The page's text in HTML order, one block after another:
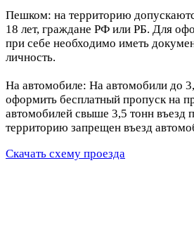
Пешком: на территорию
18 лет, граждане РФ или РБ. Для
при себе необходимо иметь
личность.
На автомобиле: На автомобили до
оформить бесплатный пропуск на
автомобилей свыше 3,5 тонн въезд
территорию запрещен въезд
Скачать схему проезда